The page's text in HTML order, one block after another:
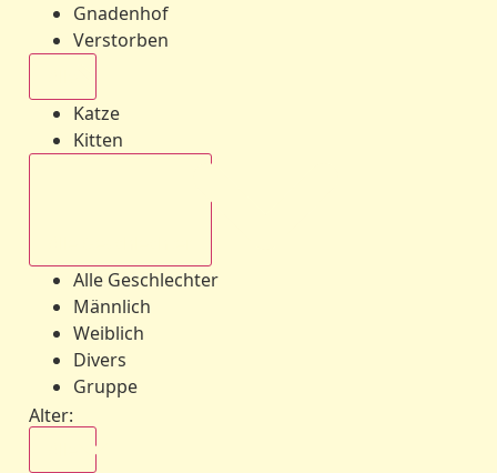
Gnadenhof
Verstorben
Katze
Kitten
Alle Geschlechter
Männlich
Weiblich
Divers
Gruppe
Alter: